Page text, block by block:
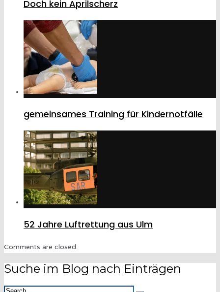
Doch kein Aprilscherz
gemeinsames Training für Kindernotfälle
52 Jahre Luftrettung aus Ulm
Comments are closed.
Suche im Blog nach Einträgen